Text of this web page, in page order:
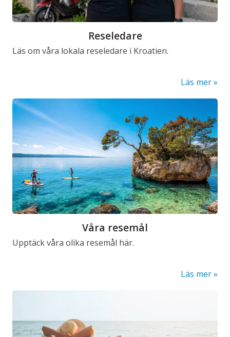
Reseledare
Läs om våra lokala reseledare i Kroatien.
Läs mer
Våra resemål
Upptäck våra olika resemål här.
Läs mer